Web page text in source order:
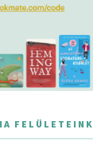
FELÜLETEINK